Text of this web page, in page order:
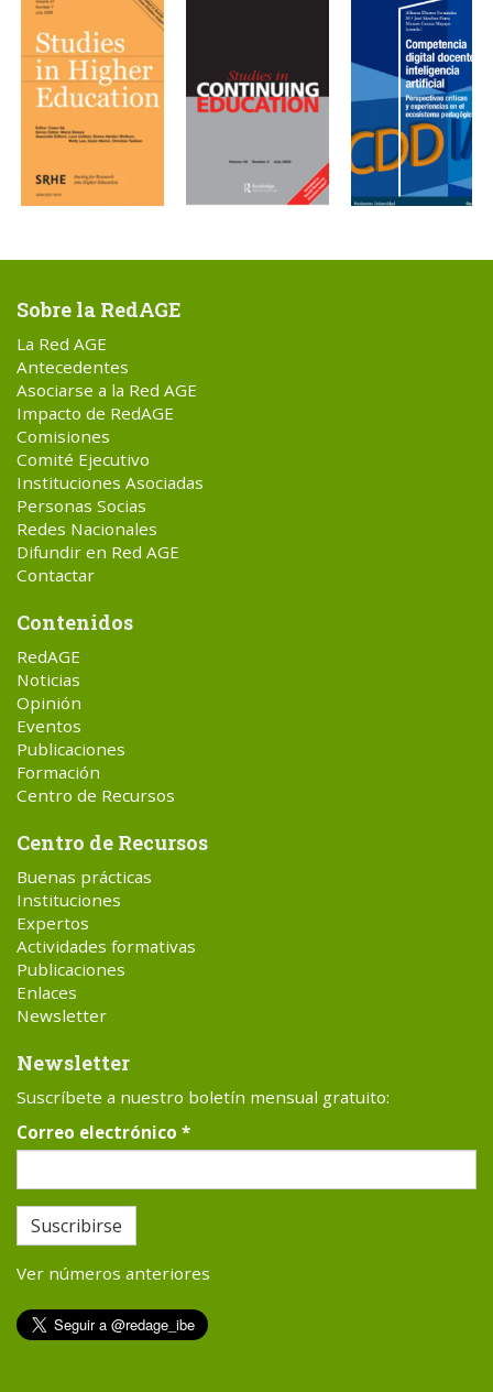
Sobre la RedAGE
La Red AGE
Antecedentes
Asociarse a la Red AGE
Impacto de RedAGE
Comisiones
Comité Ejecutivo
Instituciones Asociadas
Personas Socias
Redes Nacionales
Difundir en Red AGE
Contactar
Contenidos
RedAGE
Noticias
Opinión
Eventos
Publicaciones
Formación
Centro de Recursos
Centro de Recursos
Buenas prácticas
Instituciones
Expertos
Actividades formativas
Publicaciones
Enlaces
Newsletter
Newsletter
Suscríbete a nuestro boletín mensual gratuito:
Correo electrónico *
Suscribirse
Ver números anteriores